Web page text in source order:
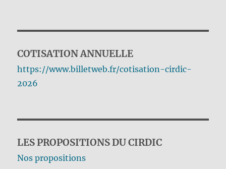
COTISATION ANNUELLE
https://www.billetweb.fr/cotisation-cirdic-
2026
LES PROPOSITIONS DU CIRDIC
Nos propositions